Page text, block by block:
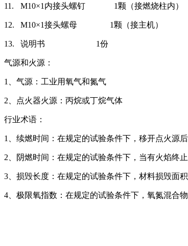
11. M10×1内接头螺钉 1颗（接燃烧柱内）
12. M10×1接头螺母 1颗（接主机）
13. 说明书 1份
气源和火源：
1、气源：工业用氧气和氮气
2、点火器火源：丙烷或丁烷气体
行业术语：
1、续燃时间：在规定的试验条件下，移开点火源
2、阴燃时间：在规定的试验条件下，当有火焰终
3、损毁长度：在规定的试验条件下，材料损毁面
4、极限氧指数：在规定的试验条件下，氧氮混合